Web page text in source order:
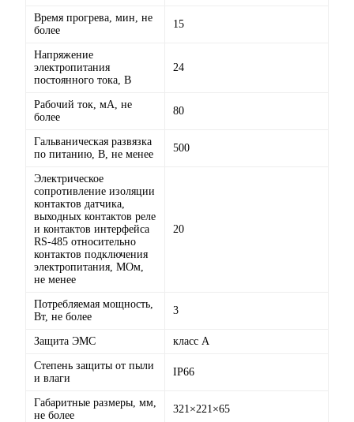
Время прогрева, мин, не
более
15
Напряжение
электропитания
постоянного тока, В
24
Рабочий ток, мА, не
более
80
Гальваническая развязка
по питанию, В, не менее
500
Электрическое
сопротивление изоляции
контактов датчика,
выходных контактов реле
и контактов интерфейса
RS-485 относительно
контактов подключения
электропитания, МОм,
не менее
20
Потребляемая мощность,
Вт, не более
3
Защита ЭМС класс А
Степень защиты от пыли
и влаги
IP66
Габаритные размеры, мм,
не более
321×221×65